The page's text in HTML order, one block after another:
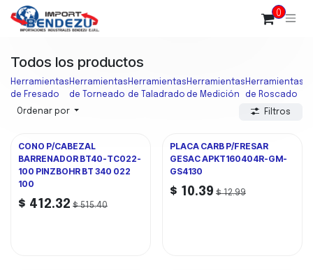
Ir al contenido
0
Todos los productos
Herramientas
de Fresado
Herramientas
de Torneado
Herramientas
de Taladrado
Herramientas
de Medición
Herramientas
de Roscado
Ordenar por
Filtros
CONO P/CABEZAL
BARRENADOR BT40-TC022-
100 PINZBOHR BT 340 022
100
$ 412.32 $515.40
PLACA CARB P/FRESAR
GESAC APKT160404R-GM-
GS4130
$ 10.39 $12.99